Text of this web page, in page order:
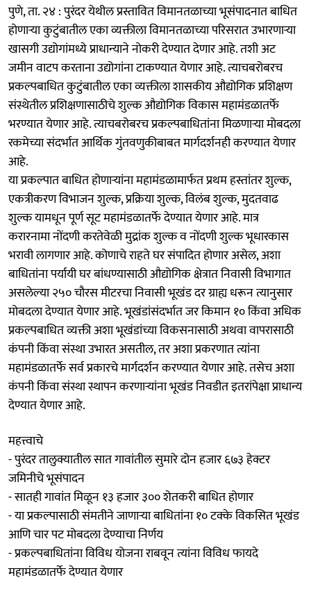
पुणे, ता. २४ : पुरंदर येथील प्रस्तावित विमानतळाच्या भूसंपादनात बाधित
होणाऱ्या कुटुंबातील एका व्यक्तीला विमानतळाच्या परिसरात उभारणाऱ्या
खासगी उद्योगांमध्ये प्राधान्याने नोकरी देण्यात देणार आहे. तशी अट
जमीन वाटप करताना उद्योगांना टाकण्यात येणार आहे. त्याचबरोबरच
प्रकल्पबाधित कुटुंबातील एका व्यक्तीला शासकीय औद्योगिक प्रशिक्षण
संस्थेतील प्रशिक्षणासाठीचे शुल्क औद्योगिक विकास महामंडळातर्फे
भरण्यात येणार आहे. त्याचबरोबरच प्रकल्पबाधितांना मिळणाऱ्या मोबदला
रकमेच्या संदर्भात आर्थिक गुंतवणुकीबाबत मार्गदर्शनही करण्यात येणार
आहे.
या प्रकल्पात बाधित होणाऱ्यांना महामंडळामार्फत प्रथम हस्तांतर शुल्क,
एकत्रीकरण विभाजन शुल्क, प्रक्रिया शुल्क, विलंब शुल्क, मुदतवाढ
शुल्क यामधून पूर्ण सूट महामंडळातर्फे देण्यात येणार आहे. मात्र
करारनामा नोंदणी करतेवेळी मुद्रांक शुल्क व नोंदणी शुल्क भूधारकास
भरावी लागणार आहे. कोणाचे राहते घर संपादित होणार असेल, अशा
बाधितांना पर्यायी घर बांधण्यासाठी औद्योगिक क्षेत्रात निवासी विभागात
असलेल्या २५० चौरस मीटरचा निवासी भूखंड दर ग्राह्य धरून त्यानुसार
मोबदला देण्यात येणार आहे. भूखंडांसंदर्भात जर किमान १० किंवा अधिक
प्रकल्पबाधित व्यक्ती अशा भूखंडांच्या विकसनासाठी अथवा वापरासाठी
कंपनी किंवा संस्था उभारत असतील, तर अशा प्रकरणात त्यांना
महामंडळातर्फे सर्व प्रकारचे मार्गदर्शन करण्यात येणार आहे. तसेच अशा
कंपनी किंवा संस्था स्थापन करणाऱ्यांना भूखंड निवडीत इतरांपेक्षा प्राधान्य
देण्यात येणार आहे.
महत्त्वाचे
- पुरंदर तालुक्यातील सात गावांतील सुमारे दोन हजार ६७३ हेक्टर
जमिनीचे भूसंपादन
- सातही गावांत मिळून १३ हजार ३०० शेतकरी बाधित होणार
- या प्रकल्पासाठी संमतीने जाणाऱ्या बाधितांना १० टक्के विकसित भूखंड
आणि चार पट मोबदला देण्याचा निर्णय
- प्रकल्पबाधितांना विविध योजना राबवून त्यांना विविध फायदे
महामंडळातर्फे देण्यात येणार